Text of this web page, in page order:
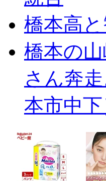
橋本高
橋本の
さん奔
本市中下